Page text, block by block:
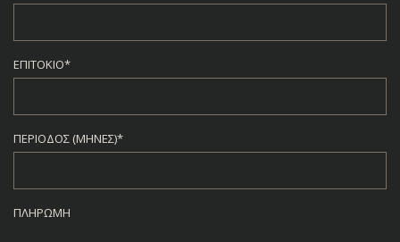
ΕΠΙΤΌΚΙΟ*
ΠΕΡΊΟΔΟΣ (ΜΉΝΕΣ)*
ΠΛΗΡΩΜΉ